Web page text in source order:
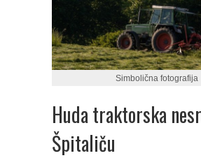
Simbolična fotografija
Huda traktorska
Špitaliču